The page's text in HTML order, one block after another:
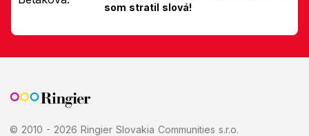
som stratil slová!
© 2010 - 2026 Ringier Slovakia Communities s.r.o.